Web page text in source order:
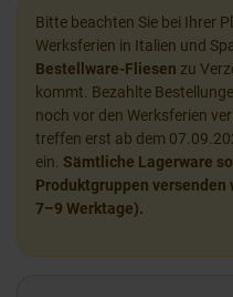
Bitte beachten Sie bei Ihrer
Werksferien in Italien und
Bestellware-Fliesen zu
kommt. Bezahlte
noch vor den Werksferien
treffen erst ab dem
ein. Sämtliche Lagerware
Produktgruppen
7–9 Werktage).